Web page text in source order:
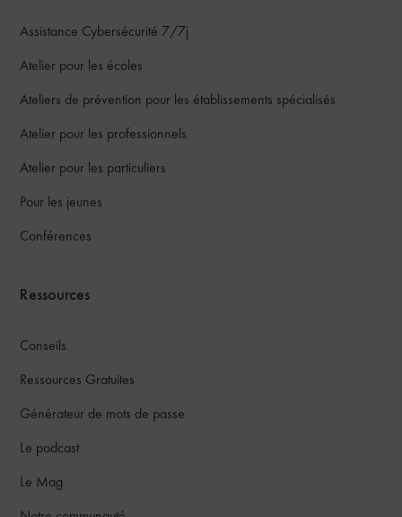
Assistance Cybersécurité 7/7j
Atelier pour les écoles
Ateliers de prévention pour les établissements spécialisés
Atelier pour les professionnels
Atelier pour les particuliers
Pour les jeunes
Conférences
Ressources
Conseils
Ressources Gratuites
Générateur de mots de passe
Le podcast
Le Mag